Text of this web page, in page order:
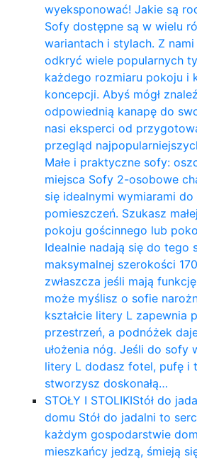
wyeksponować! Jakie są
Sofy dostępne są w wielu
wariantach i stylach. Z
odkryć wiele popularnych
każdego rozmiaru pokoju i
koncepcji. Abyś mógł
odpowiednią kanapę do
nasi eksperci od
przegląd
Małe i praktyczne sofy:
miejsca Sofy 2-osobowe
się idealnymi wymiarami do
pomieszczeń. Szukasz
pokoju gościnnego lub
Idealnie nadają się do tego
maksymalnej szerokości
zwłaszcza jeśli mają
może myślisz o sofie
kształcie litery L zapewnia
przestrzeń, a podnóżek
ułożenia nóg. Jeśli do sofy
litery L dodasz fotel, pufę i
stworzysz doskonałą…
STOŁY I STOLIKIStół do
domu Stół do jadalni to
każdym gospodarstwie
mieszkańcy jedzą, śmieją